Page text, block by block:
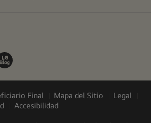
Final Mapa del Sitio
Legal
Accesibilidad